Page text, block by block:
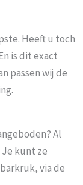
Heeft u toch
is dit exact
passen wij de
Al
kunt ze
via de